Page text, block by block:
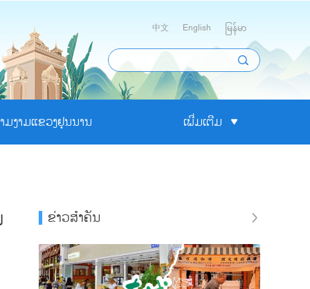
中文 English မြန်မာ
ມງາມແຂວງຢຸນນານ ເພີ່ມເຕີມ
ຂ່າວສຳຄັນ